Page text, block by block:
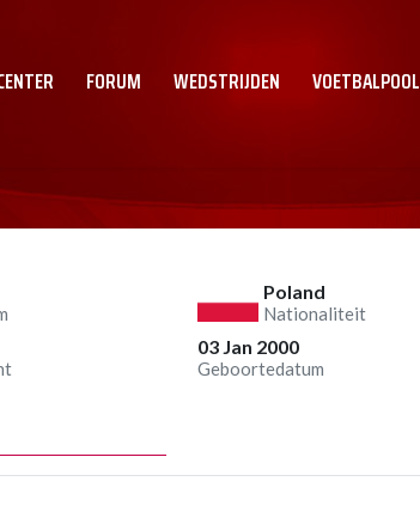
FORUM WEDSTRIJDEN VOETBALPOOL
Poland
Nationaliteit
03 Jan 2000
Geboortedatum